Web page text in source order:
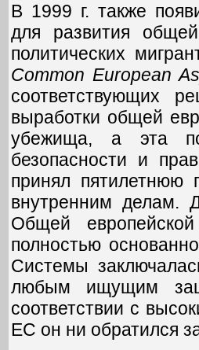
В 1999 г. также
для развития
политических
Common European
соответствующих
выработки общей
убежища, а эта
безопасности и
принял пятилетнюю
внутренним делам.
Общей
полностью
Системы
любым ищущим
соответствии с
ЕС он ни обратился